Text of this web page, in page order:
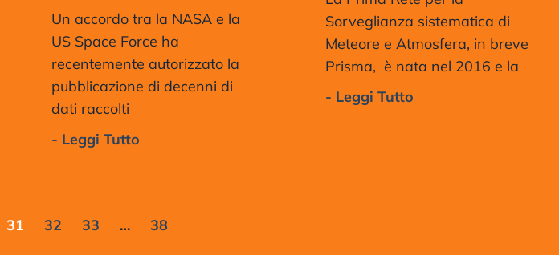
Un accordo tra la NASA e la
US Space Force ha
recentemente autorizzato la
pubblicazione di decenni di
dati raccolti
- Leggi Tutto
Sorveglianza sistematica di
Meteore e Atmosfera, in breve
Prisma, è nata nel 2016 e la
- Leggi Tutto
31 32 33 … 38